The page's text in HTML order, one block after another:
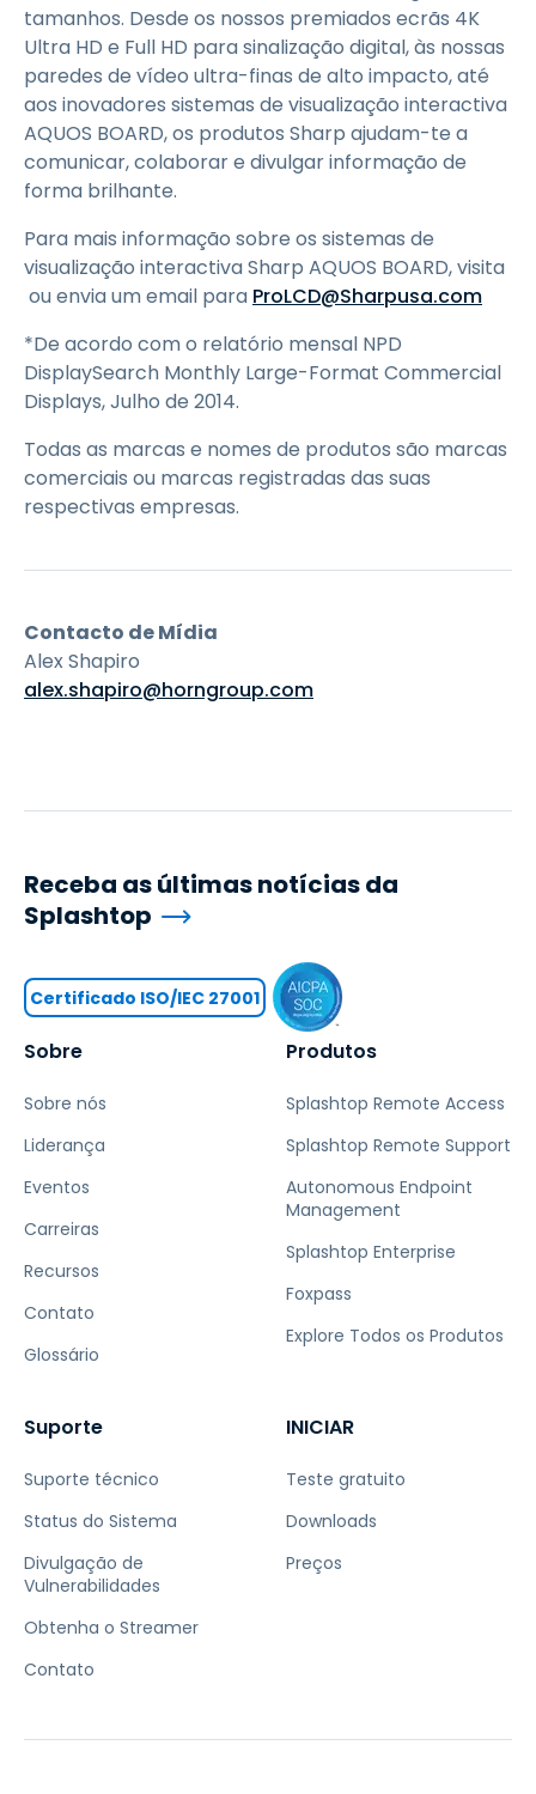
tamanhos. Desde os nossos premiados ecrãs 4K
Ultra HD e Full HD para sinalização digital, às nossas
paredes de vídeo ultra-finas de alto impacto, até
aos inovadores sistemas de visualização interactiva
AQUOS BOARD, os produtos Sharp ajudam-te a
comunicar, colaborar e divulgar informação de
forma brilhante.
Para mais informação sobre os sistemas de
visualização interactiva Sharp AQUOS BOARD, visita
ou envia um email para ProLCD@Sharpusa.com
*De acordo com o relatório mensal NPD
DisplaySearch Monthly Large-Format Commercial
Displays, Julho de 2014.
Todas as marcas e nomes de produtos são marcas
comerciais ou marcas registradas das suas
respectivas empresas.
Contacto de Mídia
Alex Shapiro
alex.shapiro@horngroup.com
Sobre
Sobre nós
Liderança
Eventos
Carreiras
Recursos
Contato
Glossário
Produtos
Splashtop Remote Access
Splashtop Remote Support
Autonomous Endpoint
Management
Splashtop Enterprise
Foxpass
Explore Todos os Produtos
Suporte
Suporte técnico
Status do Sistema
Divulgação de
Vulnerabilidades
Obtenha o Streamer
Contato
INICIAR
Teste gratuito
Downloads
Preços
Receba as últimas notícias da
Splashtop
Certificado ISO/IEC 27001